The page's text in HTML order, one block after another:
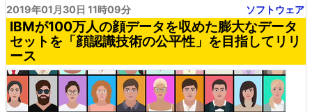
2019年01月30日 11時09分 ソフトウェア
IBMが100万人の顔データを収めた膨大なデータ
セットを「顔認識技術の公平性」を目指してリリ
ース